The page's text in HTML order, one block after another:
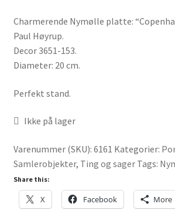
Charmerende Nymølle platte:
Paul Høyrup.
Decor 3651-153.
Diameter: 20 cm.
Perfekt stand.
Ikke på lager
Varenummer (SKU): 6161 Kategorier:
Samlerobjekter, Ting og sager Tags:
Share this:
X Facebook More